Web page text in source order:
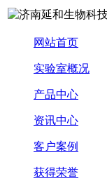
网站首页
实验室概况
产品中心
资讯中心
客户案例
获得荣誉